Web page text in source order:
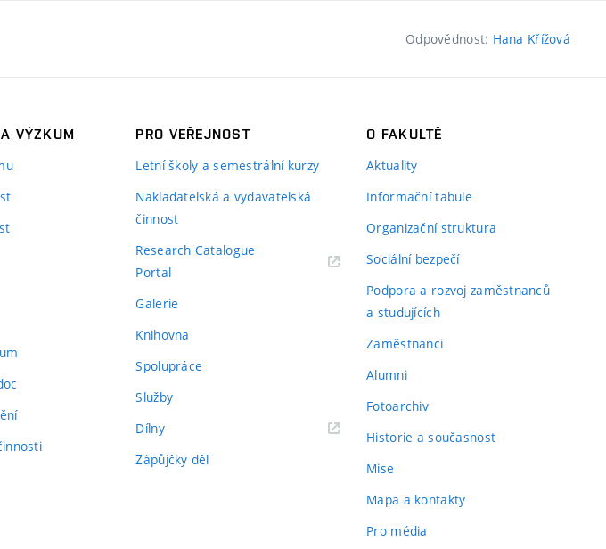
Odpovědnost: Hana Křížová
VÝZKUM
PRO VEŘEJNOST
Letní školy a semestrální kurzy
Nakladatelská a vydavatelská
činnost
Research Catalogue
Portal
Galerie
Knihovna
Spolupráce
Služby
Dílny
Zápůjčky děl
O FAKULTĚ
Aktuality
Informační tabule
Organizační struktura
Sociální bezpečí
Podpora a rozvoj zaměstnanců
a studujících
Zaměstnanci
Alumni
Fotoarchiv
Historie a současnost
Mise
Mapa a kontakty
Pro média